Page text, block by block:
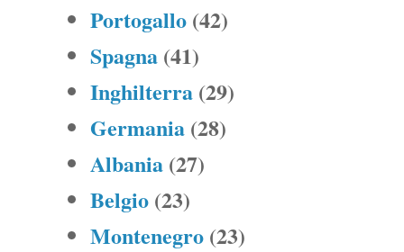
Portogallo (42)
Spagna (41)
Inghilterra (29)
Germania (28)
Albania (27)
Belgio (23)
Montenegro (23)